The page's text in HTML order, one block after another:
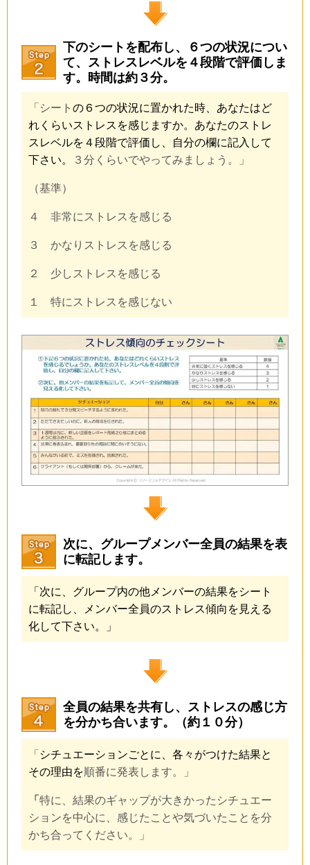
下のシートを配布し、
６つの状況につい
て、ストレスレベルを４段階で評価しま
す。 時間は約３分。
「シート の６つの状況に置かれた時、あなたはど
れくらいストレスを感じますか。あなたのストレ
スレベルを４段階で評価し、自分の欄に記入して
下さい。
３分くらいでやってみましょう。」
（基準）
４ 非常にストレスを感じる
３ かなりストレスを感じる
２ 少しストレスを感じる
１ 特にストレスを感じない
次に、グループメンバー全員の結果を表
に転記します。
「次に、グループ内の他メンバーの結果をシート
に転記し、メンバー全員のストレス傾向を見える
化して下さい。」
全員の結果を共有し、ストレスの感じ方
を分かち合います。（約１０分）
「 シチュエーションごとに、各々がつけた結果と
その理由を順番に発表します。」
「 特に、結果のギャップが大きかったシチュエー
ションを中心に、感じたことや気づいたことを分
かち合ってください。」